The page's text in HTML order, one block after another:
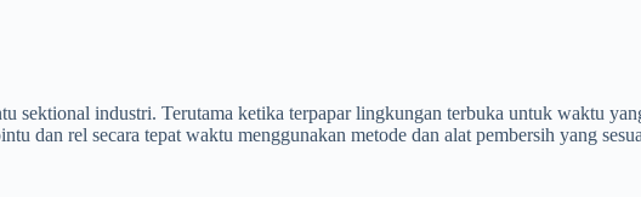
sektional industri. Terutama ketika terpapar lingkungan terbuka untuk waktu
dan rel secara tepat waktu menggunakan metode dan alat pembersih yang